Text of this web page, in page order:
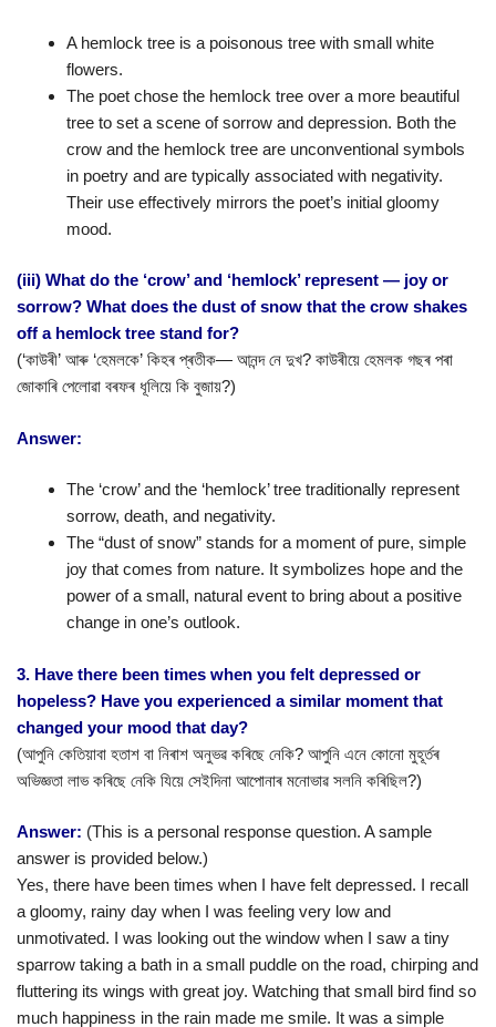
A hemlock tree is a poisonous tree with small white
flowers.
The poet chose the hemlock tree over a more beautiful
tree to set a scene of sorrow and depression. Both the
crow and the hemlock tree are unconventional symbols
in poetry and are typically associated with negativity.
Their use effectively mirrors the poet’s initial gloomy
mood.
(iii) What do the ‘crow’ and ‘hemlock’ represent — joy or
sorrow? What does the dust of snow that the crow shakes
off a hemlock tree stand for?
(‘কাউৰী’ আৰু ‘হেমলকে’ কিহৰ প্ৰতীক— আনন্দ নে দুখ? কাউৰীয়ে হেমলক গছৰ পৰা
জোকাৰি পেলোৱা বৰফৰ ধূলিয়ে কি বুজায়?)
Answer:
The ‘crow’ and the ‘hemlock’ tree traditionally represent
sorrow, death, and negativity.
The “dust of snow” stands for a moment of pure, simple
joy that comes from nature. It symbolizes hope and the
power of a small, natural event to bring about a positive
change in one’s outlook.
3. Have there been times when you felt depressed or
hopeless? Have you experienced a similar moment that
changed your mood that day?
(আপুনি কেতিয়াবা হতাশ বা নিৰাশ অনুভৱ কৰিছে নেকি? আপুনি এনে কোনো মুহূৰ্তৰ
অভিজ্ঞতা লাভ কৰিছে নেকি যিয়ে সেইদিনা আপোনাৰ মনোভাৱ সলনি কৰিছিল?)
Answer: (This is a personal response question. A sample
answer is provided below.)
Yes, there have been times when I have felt depressed. I recall
a gloomy, rainy day when I was feeling very low and
unmotivated. I was looking out the window when I saw a tiny
sparrow taking a bath in a small puddle on the road, chirping and
fluttering its wings with great joy. Watching that small bird find so
much happiness in the rain made me smile. It was a simple